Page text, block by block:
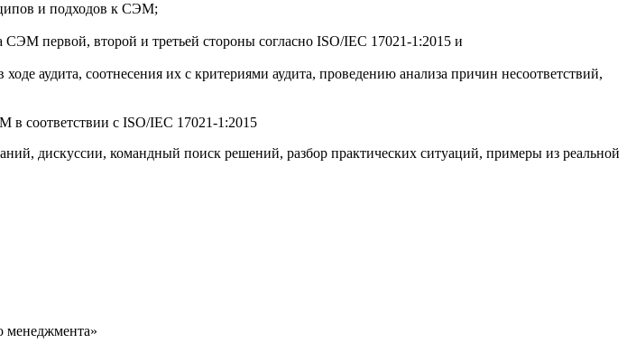
и подходов к СЭМ;
первой, второй и третьей стороны согласно ISO/IEC 17021-1:2015 и
аудита, соотнесения их с критериями аудита, проведению анализа причин несоответствий,
соответствии с ISO/IEC 17021-1:2015
дискуссии, командный поиск решений, разбор практических ситуаций, примеры из реальной
менеджмента»